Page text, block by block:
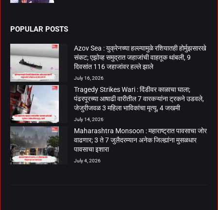
POPULAR POSTS
Azov Sea : युक्रेनच्या हल्ल्यामुळे रशियातही होर्मुझसारखे
संकट; एझोव्ह समुद्रात जहाजांची वाहतूक थांबली, 9
दिवसांत 116 जहाजांवर हल्ले झाले
July 16, 2026
Tragedy Strikes Wari : दिंडीवर काळाचा घाला;
पंढरपूरच्या आषाढी वारीतील 7 वारकऱ्यांना ट्रकने उडवले,
जेजुरीजवळ 3 महिला भाविकांचा मृत्यू, 4 जखमी
July 14, 2026
Maharashtra Monsoon : महाराष्ट्रात पावसाचा जोर
वाढणार; 3 ते 7 जुलैदरम्यान अनेक जिल्ह्यांना मुसळधार
पावसाचा इशारा
July 4, 2026